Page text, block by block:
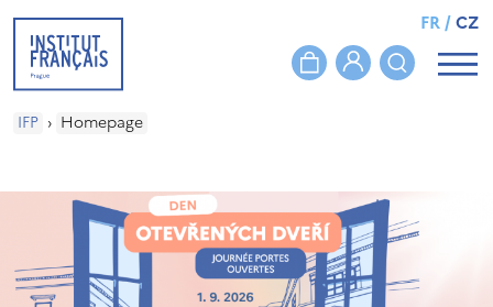
FR/CZ
IFP › Homepage